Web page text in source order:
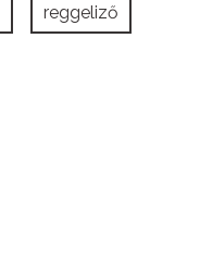
reggeliző